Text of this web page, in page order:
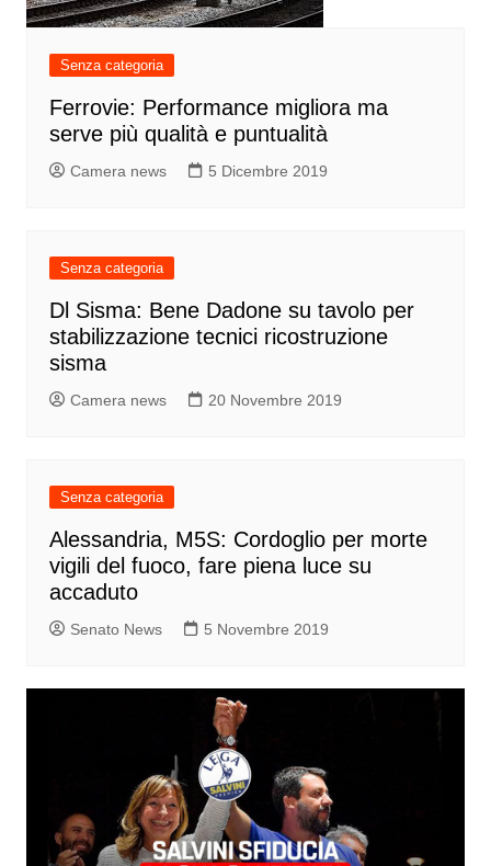
Senza categoria
Ferrovie: Performance migliora ma
serve più qualità e puntualità
Camera news 5 Dicembre 2019
Senza categoria
Dl Sisma: Bene Dadone su tavolo per
stabilizzazione tecnici ricostruzione
sisma
Camera news 20 Novembre 2019
Senza categoria
Alessandria, M5S: Cordoglio per morte
vigili del fuoco, fare piena luce su
accaduto
Senato News 5 Novembre 2019